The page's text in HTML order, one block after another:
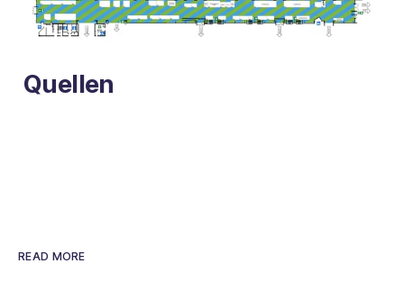
Quellen
READ MORE